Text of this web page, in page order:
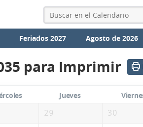
Feriados 2027 Agosto de 2026
para Imprimir
Jueves
29 30